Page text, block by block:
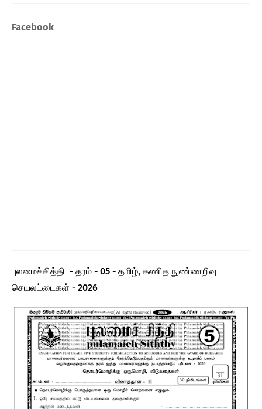
Facebook
புலமைச்சித்தி - தரம் - 05 - தமிழ், கணித நுண்ணறிவு
செயலட்டைகள் - 2026